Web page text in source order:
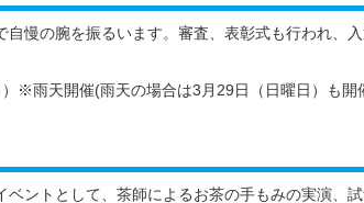
自慢の腕を振るいます。審査、表彰式も行われ、
※雨天開催(雨天の場合は3月29日（日曜日）も開
ベントとして、茶師によるお茶の手もみの実演、